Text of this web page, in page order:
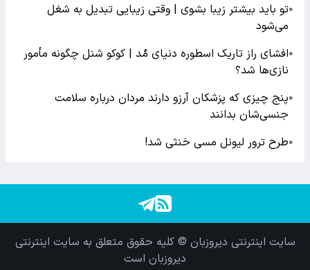
●تو باید بیشتر زیبا بشوی | وقتی زیبایی تبدیل به شغل
می‌شود
●افشای راز تاریک اسطوره دنیای مُد | کوکو شنل چگونه مأمور
نازی‌ها شد؟
●پنج چیزی که پزشکان آرزو دارند مردان درباره سلامت
جنسی‌شان بدانند
●طرح ترور لیونل مسی خنثی شد!
سایت اینترنتی دیروزبان © کلیه حقوق متعلق به سایت اینترنتی
دیروزبان است